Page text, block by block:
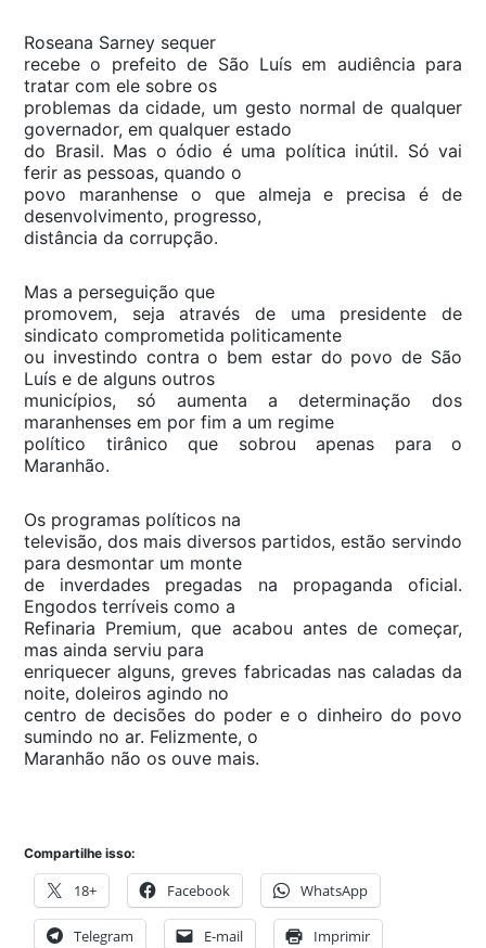
Roseana Sarney sequer
recebe o prefeito de São Luís em audiência para
tratar com ele sobre os
problemas da cidade, um gesto normal de qualquer
governador, em qualquer estado
do Brasil. Mas o ódio é uma política inútil. Só vai
ferir as pessoas, quando o
povo maranhense o que almeja e precisa é de
desenvolvimento, progresso,
distância da corrupção.
Mas a perseguição que
promovem, seja através de uma presidente de
sindicato comprometida politicamente
ou investindo contra o bem estar do povo de São
Luís e de alguns outros
municípios, só aumenta a determinação dos
maranhenses em por fim a um regime
político tirânico que sobrou apenas para o
Maranhão.
Os programas políticos na
televisão, dos mais diversos partidos, estão servindo
para desmontar um monte
de inverdades pregadas na propaganda oficial.
Engodos terríveis como a
Refinaria Premium, que acabou antes de começar,
mas ainda serviu para
enriquecer alguns, greves fabricadas nas caladas da
noite, doleiros agindo no
centro de decisões do poder e o dinheiro do povo
sumindo no ar. Felizmente, o
Maranhão não os ouve mais.
Compartilhe isso:
18+ Facebook WhatsApp
Telegram E-mail Imprimir